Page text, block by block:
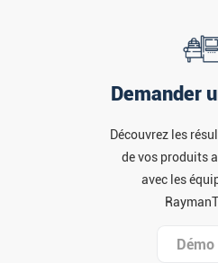
Demander
Découvrez les
de vos produits
avec les
Démo